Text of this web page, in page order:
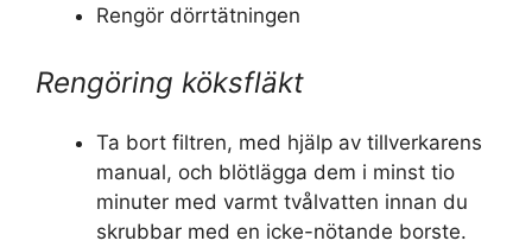
Rengör dörrtätningen
Rengöring köksfläkt
Ta bort filtren, med hjälp av tillverkarens
manual, och blötlägga dem i minst tio
minuter med varmt tvålvatten innan du
skrubbar med en icke-nötande borste.